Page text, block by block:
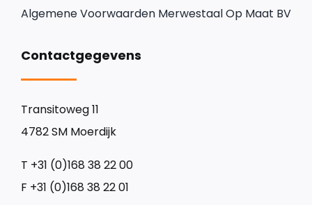
Algemene Voorwaarden Merwestaal Op Maat BV
Contactgegevens
Transitoweg 11
4782 SM Moerdijk
T +31 (0)168 38 22 00
F +31 (0)168 38 22 01